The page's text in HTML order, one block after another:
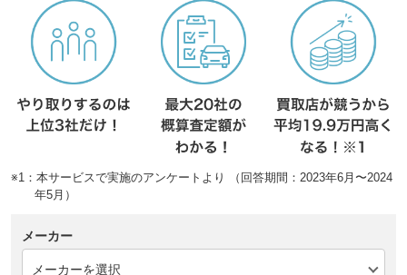
※1：本サービスで実施のアンケートより （回答期間：2023年6月〜2024
年5月）
メーカー